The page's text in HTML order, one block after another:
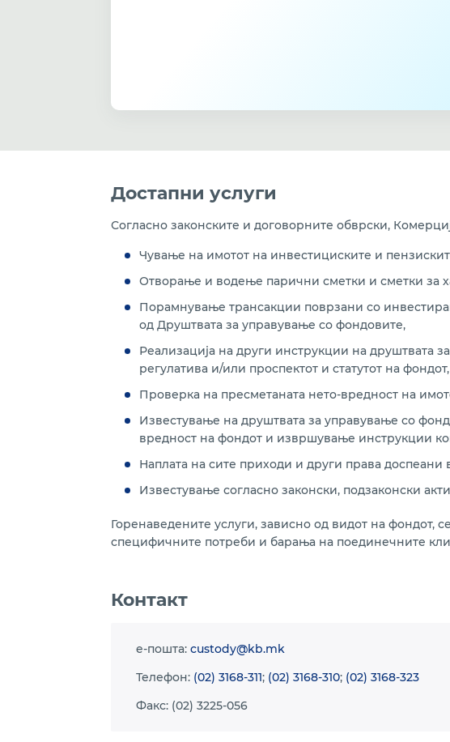
Достапни услуги
Согласно законските и договорните обврски,
Чување на имотот на инвестициските и
Отворање и водење парични сметки и сметки за
Порамнување трансакции поврзани со
од Друштвата за управување со фондовите,
Реализација на други инструкции на друштвата
регулатива и/или проспектот и статутот на фондот,
Проверка на пресметаната нето-вредност на
Известување на друштвата за управување со
вредност на фондот и извршување инструкции
Наплата на сите приходи и други права
Известување согласно законски, подзаконски
Горенаведените услуги, зависно од видот на фондот,
специфичните потреби и барања на поединечните
Контакт
e-пошта: custody@kb.mk
Телефон: (02) 3168-311; (02) 3168-310; (02) 3168-323
Факс: (02) 3225-056